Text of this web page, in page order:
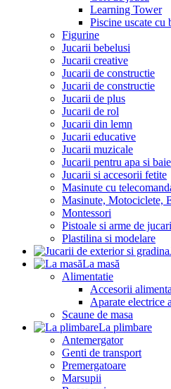
Learning Tower
Piscine uscate cu
Figurine
Jucarii bebelusi
Jucarii creative
Jucarii de constructie
Jucarii de constructie
Jucarii de plus
Jucarii de rol
Jucarii din lemn
Jucarii educative
Jucarii muzicale
Jucarii pentru apa si baie
Jucarii si accesorii fetite
Masinute cu
Masinute, Motociclete,
Montessori
Pistoale si arme de
Plastilina si modelare
La masă
Alimentatie
Accesorii
Aparate electrice
Scaune de masa
La plimbare
Antemergator
Genti de transport
Premergatoare
Marsupii